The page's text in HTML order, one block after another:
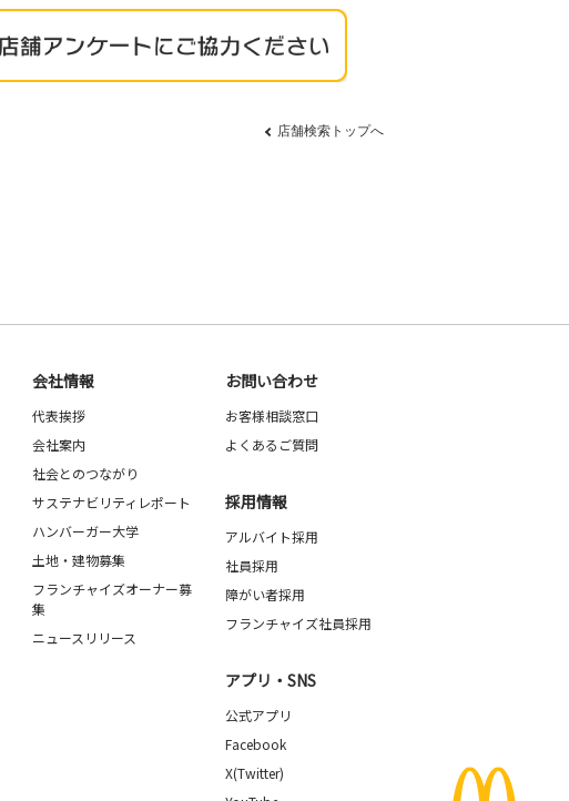
店舗検索トップへ
会社情報
代表挨拶
会社案内
社会とのつながり
サステナビリティレポート
ハンバーガー大学
土地・建物募集
フランチャイズオーナー募
集
ニュースリリース
お問い合わせ
お客様相談窓口
よくあるご質問
採用情報
アルバイト採用
社員採用
障がい者採用
フランチャイズ社員採用
アプリ・SNS
公式アプリ
Facebook
X(Twitter)